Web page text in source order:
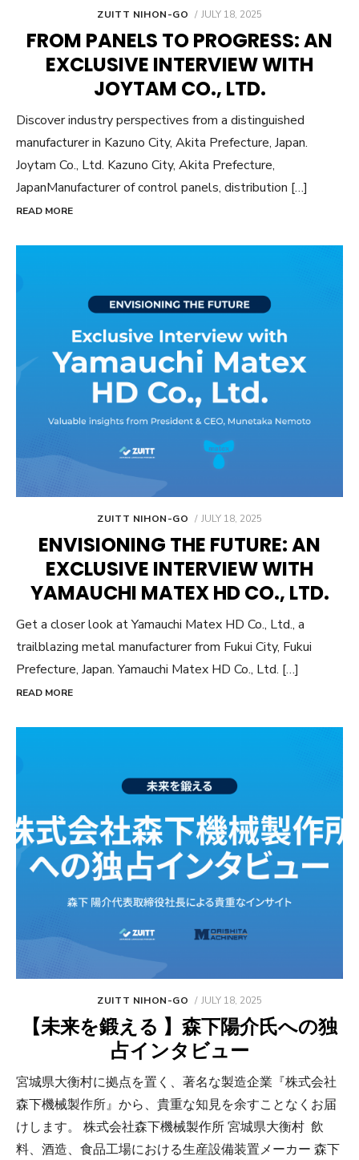
ZUITT NIHON-GO
POSTED
JULY 18, 2025
FROM PANELS TO PROGRESS: AN
EXCLUSIVE INTERVIEW WITH
JOYTAM CO., LTD.
Discover industry perspectives from a distinguished
manufacturer in Kazuno City, Akita Prefecture, Japan.
Joytam Co., Ltd. Kazuno City, Akita Prefecture,
JapanManufacturer of control panels, distribution […]
READ MORE
ZUITT NIHON-GO
POSTED
JULY 18, 2025
ENVISIONING THE FUTURE: AN
EXCLUSIVE INTERVIEW WITH
YAMAUCHI MATEX HD CO., LTD.
Get a closer look at Yamauchi Matex HD Co., Ltd., a
trailblazing metal manufacturer from Fukui City, Fukui
Prefecture, Japan. Yamauchi Matex HD Co., Ltd. […]
READ MORE
ZUITT NIHON-GO
POSTED
JULY 18, 2025
【未来を鍛える 】森下陽介氏への独
占インタビュー
宮城県大衡村に拠点を置く、著名な製造企業『株式会社
森下機械製作所』から、貴重な知見を余すことなくお届
けします。 株式会社森下機械製作所 宮城県大衡村 飲
料、酒造、食品工場における生産設備装置メーカー 森下